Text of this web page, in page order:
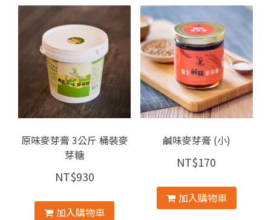
原味麥芽膏 3公斤 桶裝麥
芽糖
NT$930
加入購物車
鹹味麥芽膏 (小)
NT$170
加入購物車